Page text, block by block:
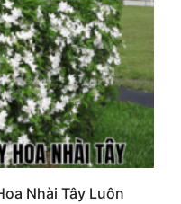
Nhài Tây Luôn